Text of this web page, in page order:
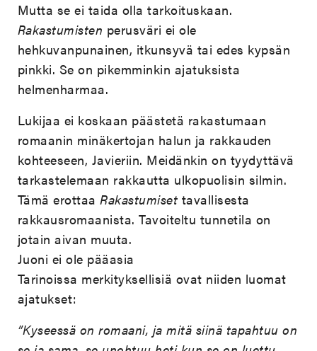
Mutta se ei taida olla tarkoituskaan.
Rakastumisten perusväri ei ole
hehkuvanpunainen, itkunsyvä tai edes kypsän
pinkki. Se on pikemminkin ajatuksista
helmenharmaa.
Lukijaa ei koskaan päästetä rakastumaan
romaanin minäkertojan halun ja rakkauden
kohteeseen, Javieriin. Meidänkin on tyydyttävä
tarkastelemaan rakkautta ulkopuolisin silmin.
Tämä erottaaRakastumiset tavallisesta
rakkausromaanista. Tavoiteltu tunnetila on
jotain aivan muuta.
Juoni ei ole pääasia
Tarinoissa merkityksellisiä ovat niiden luomat
ajatukset:
”Kyseessä on romaani, ja mitä siinä tapahtuu on